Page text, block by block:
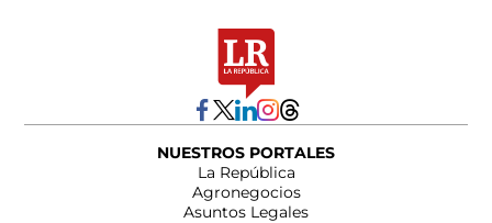
NUESTROS PORTALES
La República
Agronegocios
Asuntos Legales